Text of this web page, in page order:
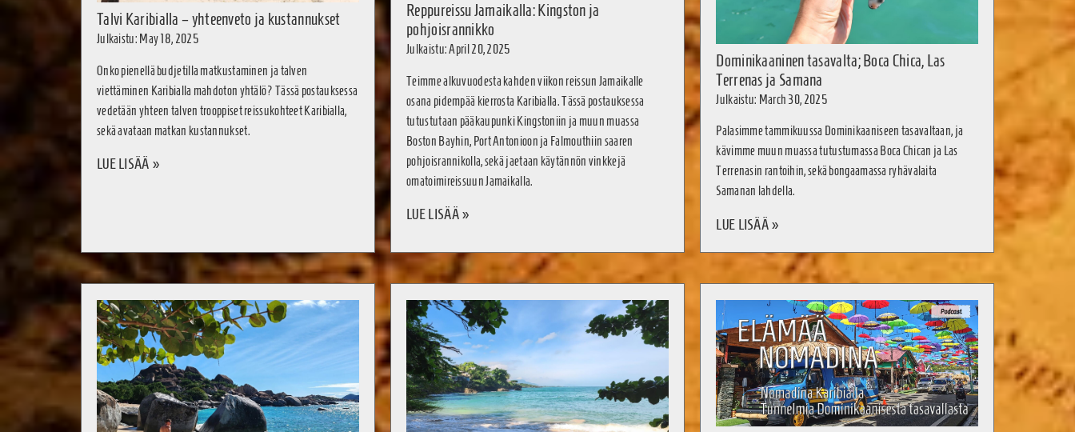
Talvi Karibialla – yhteenveto ja kustannukset
Julkaistu: May 18, 2025
Onko pienellä budjetilla matkustaminen ja talven
viettäminen Karibialla mahdoton yhtälö? Tässä postauksessa
vedetään yhteen talven trooppiset reissukohteet Karibialla,
sekä avataan matkan kustannukset.
LUE LISÄÄ »
Reppureissu Jamaikalla: Kingston ja
pohjoisrannikko
Julkaistu: April 20, 2025
Teimme alkuvuodesta kahden viikon reissun Jamaikalle
osana pidempää kierrosta Karibialla. Tässä postauksessa
tutustutaan pääkaupunki Kingstoniin ja muun muassa
Boston Bayhin, Port Antonioon ja Falmouthiin saaren
pohjoisrannikolla, sekä jaetaan käytännön vinkkejä
omatoimireissuun Jamaikalla.
LUE LISÄÄ »
Dominikaaninen tasavalta; Boca Chica, Las
Terrenas ja Samana
Julkaistu: March 30, 2025
Palasimme tammikuussa Dominikaaniseen tasavaltaan, ja
kävimme muun muassa tutustumassa Boca Chican ja Las
Terrenasin rantoihin, sekä bongaamassa ryhävalaita
Samanan lahdella.
LUE LISÄÄ »